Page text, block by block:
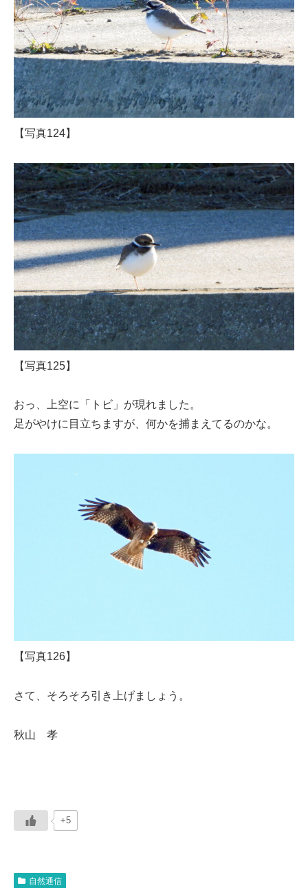
【写真124】
【写真125】
おっ、上空に「トビ」が現れました。
足がやけに目立ちますが、何かを捕まえてるのかな。
【写真126】
さて、そろそろ引き上げましょう。
秋山 孝
+5
自然通信